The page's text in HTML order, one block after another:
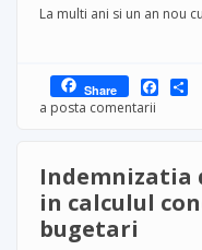
La multi ani si un an nou
Share
a posta comentarii
Indemnizatia
in calculul
bugetari